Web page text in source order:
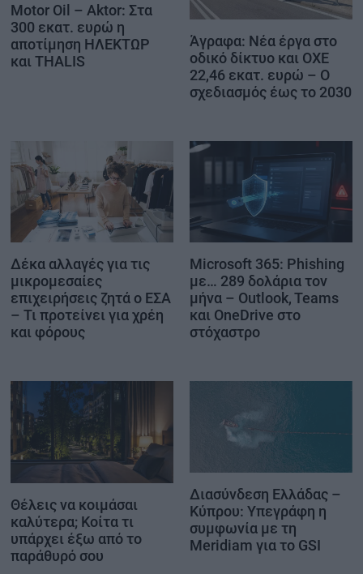
Motor Oil – Aktor: Στα
300 εκατ. ευρώ η
αποτίμηση ΗΛΕΚΤΩΡ
και THALIS
Άγραφα: Νέα έργα στο
οδικό δίκτυο και ΟΧΕ
22,46 εκατ. ευρώ – Ο
σχεδιασμός έως το 2030
Δέκα αλλαγές για τις
μικρομεσαίες
επιχειρήσεις ζητά ο ΕΣΑ
– Τι προτείνει για χρέη
και φόρους
Microsoft 365: Phishing
με… 289 δολάρια τον
μήνα – Outlook, Teams
και OneDrive στο
στόχαστρο
Θέλεις να κοιμάσαι
καλύτερα; Κοίτα τι
υπάρχει έξω από το
παράθυρό σου
Διασύνδεση Ελλάδας –
Κύπρου: Υπεγράφη η
συμφωνία με τη
Meridiam για το GSI